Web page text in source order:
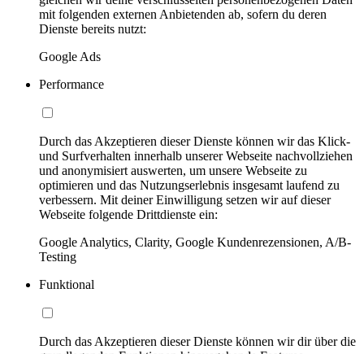
mit folgenden externen Anbietenden ab, sofern du deren
Dienste bereits nutzt:
Google Ads
Performance
Durch das Akzeptieren dieser Dienste können wir das Klick-
und Surfverhalten innerhalb unserer Webseite nachvollziehen
und anonymisiert auswerten, um unsere Webseite zu
optimieren und das Nutzungserlebnis insgesamt laufend zu
verbessern. Mit deiner Einwilligung setzen wir auf dieser
Webseite folgende Drittdienste ein:
Google Analytics, Clarity, Google Kundenrezensionen, A/B-
Testing
Funktional
Durch das Akzeptieren dieser Dienste können wir dir über die